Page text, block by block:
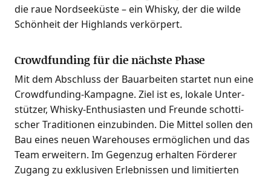
die raue Nord­see­küs­te – ein Whis­ky, der die wil­de
Schön­heit der High­lands verkörpert.
Crowdfunding für die nächste Phase
Mit dem Abschluss der Bau­ar­bei­ten star­tet nun eine
Crowd­fun­ding-Kam­pa­gne. Ziel ist es, loka­le Unter­
stüt­zer, Whis­ky-Enthu­si­as­ten und Freun­de schot­ti­
scher Tra­di­tio­nen ein­zu­bin­den. Die Mit­tel sol­len den
Bau eines neu­en Warehou­ses ermög­li­chen und das
Team erwei­tern. Im Gegen­zug erhal­ten För­de­rer
Zugang zu exklu­si­ven Erleb­nis­sen und limi­tier­ten